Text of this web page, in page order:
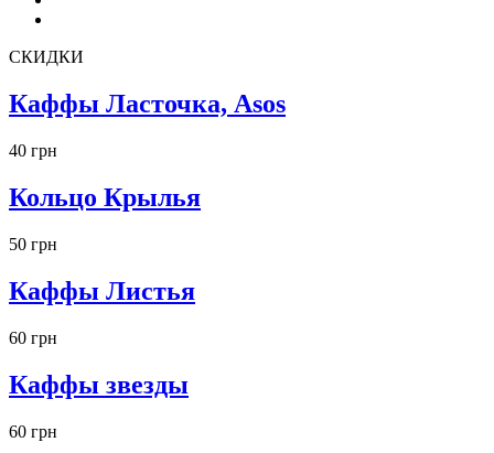
СКИДКИ
Каффы Ласточка, Asos
40 грн
Кольцо Крылья
50 грн
Каффы Листья
60 грн
Каффы звезды
60 грн